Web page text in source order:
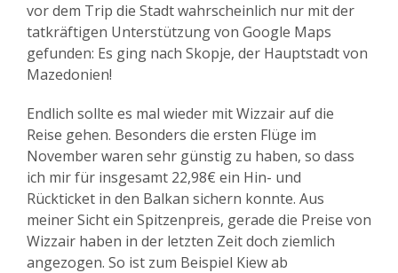
vor dem Trip die Stadt wahrscheinlich nur mit der
tatkräftigen Unterstützung von Google Maps
gefunden: Es ging nach Skopje, der Hauptstadt von
Mazedonien!
Endlich sollte es mal wieder mit Wizzair auf die
Reise gehen. Besonders die ersten Flüge im
November waren sehr günstig zu haben, so dass
ich mir für insgesamt 22,98€ ein Hin- und
Rückticket in den Balkan sichern konnte. Aus
meiner Sicht ein Spitzenpreis, gerade die Preise von
Wizzair haben in der letzten Zeit doch ziemlich
angezogen. So ist zum Beispiel Kiew ab